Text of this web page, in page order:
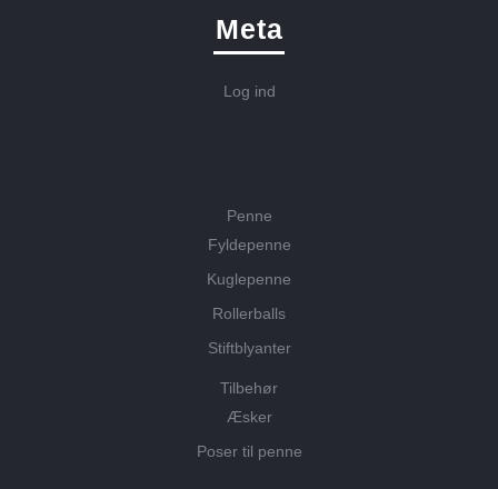
Meta
Log ind
Penne
Fyldepenne
Kuglepenne
Rollerballs
Stiftblyanter
Tilbehør
Æsker
Poser til penne